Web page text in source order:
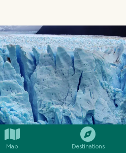
Map Destinations
COMMENT SHARE